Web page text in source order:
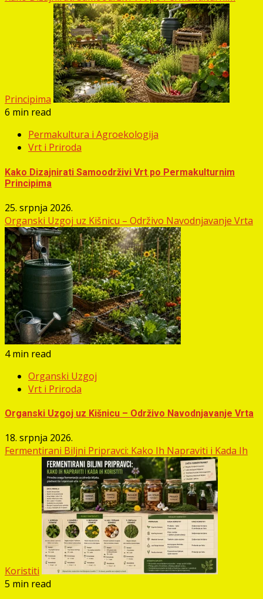
Principima
6 min read
Permakultura i Agroekologija
Vrt i Priroda
Kako Dizajnirati Samoodrživi Vrt po Permakulturnim
Principima
25. srpnja 2026.
Organski Uzgoj uz Kišnicu – Održivo Navodnjavanje Vrta
4 min read
Organski Uzgoj
Vrt i Priroda
Organski Uzgoj uz Kišnicu – Održivo Navodnjavanje Vrta
18. srpnja 2026.
Fermentirani Biljni Pripravci: Kako Ih Napraviti i Kada Ih
Koristiti
5 min read